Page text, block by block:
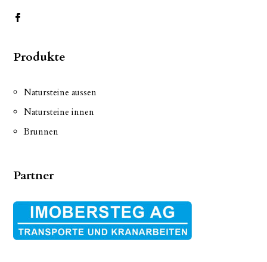
Produkte
Natursteine aussen
Natursteine innen
Brunnen
Partner